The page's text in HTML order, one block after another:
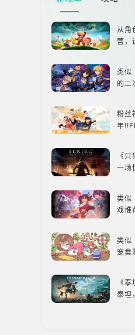
从角
营，
类似
的二
粉丝
年
《
一场
类似
戏推
类似
宠类
《
泰坦